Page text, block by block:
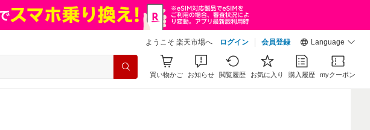
ようこそ 楽天市場へ ログイン 会員登録 Language
買い物かご お知らせ 閲覧履歴 お気に入り 購入履歴 myクーポン